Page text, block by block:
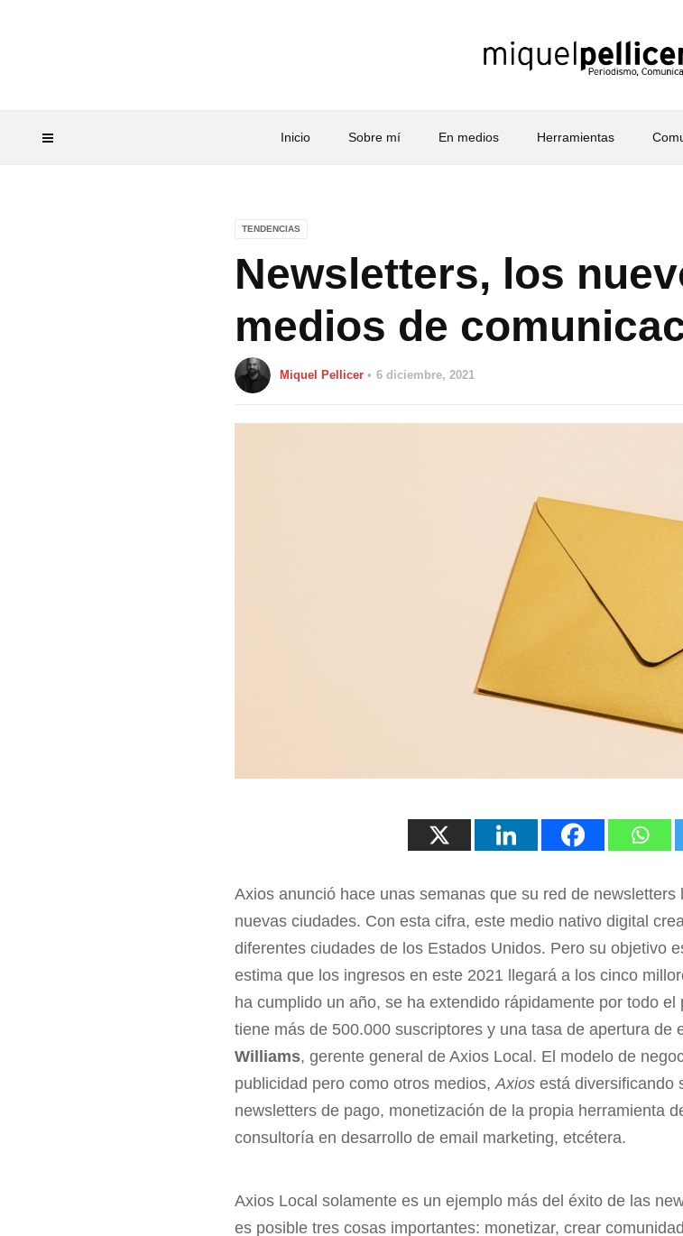
Inicio Sobre mí En medios Herramientas
TENDENCIAS
Newsletters, los
medios de
Miquel Pellicer 6 diciembre, 2021
Axios anunció hace unas semanas que su red de
nuevas ciudades. Con esta cifra, este medio nativo digital
diferentes ciudades de los Estados Unidos. Pero su objetivo
estima que los ingresos en este 2021 llegará a los cinco
ha cumplido un año, se ha extendido rápidamente por todo
tiene más de 500.000 suscriptores y una tasa de apertura
Williams, gerente general de Axios Local. El modelo de
publicidad pero como otros medios,Axiosestá diversificando
newsletters de pago, monetización de la propia herramienta
consultoría en desarrollo de email marketing, etcétera.
Axios Local solamente es un ejemplo más del éxito de las
es posible tres cosas importantes: monetizar, crear